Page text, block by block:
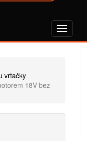
vrtačky
18V bez